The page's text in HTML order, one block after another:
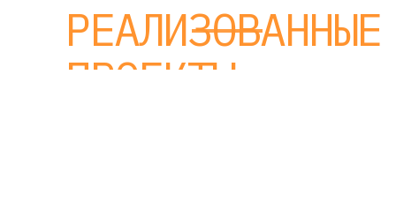
РЕАЛИЗОВАННЫЕ
ПРОЕКТЫ